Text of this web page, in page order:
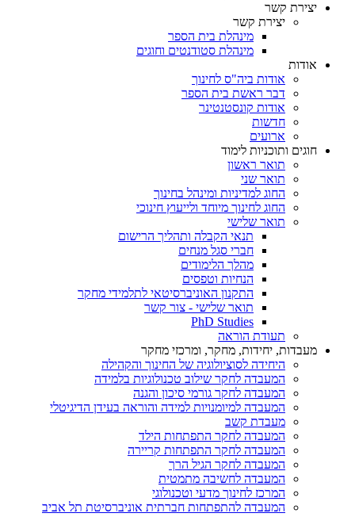
יצירת קשר
יצירת קשר
מינהלת בית הספר
מינהלת סטודנטים וחוגים
אודות
אודות ביה"ס לחינוך
דבר ראשת בית הספר
אודות קונסטנטינר
חדשות
ארועים
חוגים ותוכניות לימוד
תואר ראשון
תואר שני
החוג למדיניות ומינהל בחינוך
החוג לחינוך מיוחד ולייעוץ חינוכי
תואר שלישי
תנאי הקבלה ותהליך הרישום
חברי סגל מנחים
מהלך הלימודים
הנחיות וטפסים
התקנון האוניברסיטאי לתלמידי מחקר
תואר שלישי - צור קשר
PhD Studies
תעודת הוראה
מעבדות, יחידות, מחקר, ומרכזי מחקר
היחידה לסוציולוגיה של החינוך והקהילה
המעבדה לחקר שילוב טכנולוגיות בלמידה
המעבדה לחקר גורמי סיכון והגנה
המעבדה למיומנויות למידה והוראה בעידן הדיגיטלי
מעבדת קשב
המעבדה לחקר התפתחות הילד
המעבדה לחקר התפתחות קריירה
המעבדה לחקר הגיל הרך
המעבדה לחשיבה מתמטית
המרכז לחינוך מדעי וטכנולוגי
המעבדה להתפתחות חברתית אוניברסיטת תל אביב